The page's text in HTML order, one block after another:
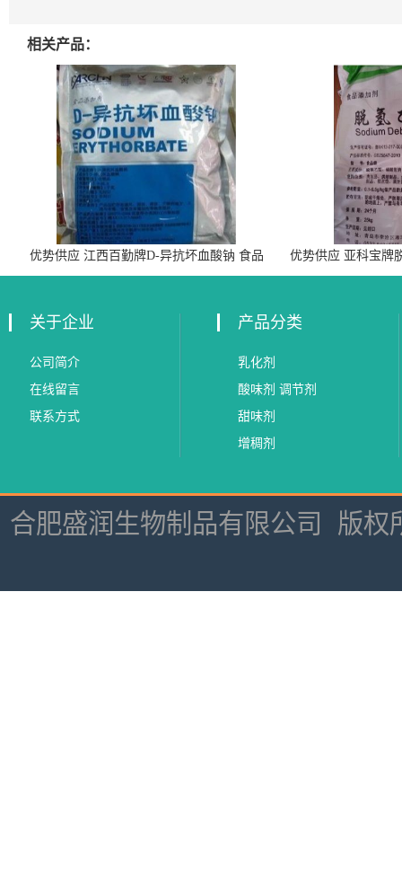
相关产品：
优势供应 江西百勤牌D-异抗坏血酸钠 食品
级抗氧化剂
优势供应 亚科宝牌
关于企业
公司简介
在线留言
联系方式
产品分类
乳化剂
酸味剂 调节剂
甜味剂
增稠剂
合肥盛润生物制品有限公司 版权